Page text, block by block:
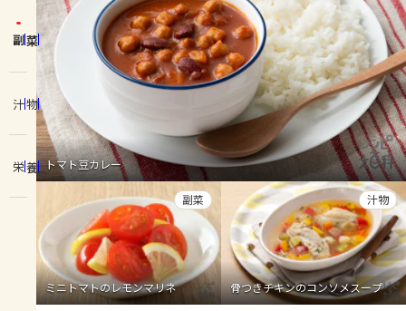
ホーム
コンテンツ
レシピ
トーク
よくあるお問い合わせ
お買い物
人気の食材・レシピ
きゅうり なす トマト
とうもろこし
ピーマン
みょうが ゴーヤ
副菜
汁物
栄養 トマト豆カレー
ミニトマトのレモンマリネ
副菜
骨つきチキンのコンソメスープ
汁物